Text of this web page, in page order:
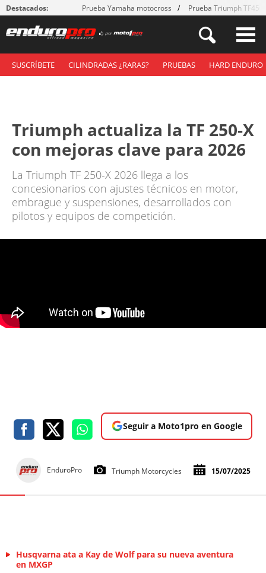
Destacados: Prueba Yamaha motocross Prueba Triumph
SUSCRÍBETE CILINDRADAS ¿RARAS? PRUEBAS HARD ENDURO
Triumph actualiza la TF 250-X
con mejoras clave para 2026
La Triumph TF 250-X 2026 llega a los
concesionarios con ajustes técnicos en motor,
embrague y suspensiones, desarrollados con
pilotos y equipos de competición.
Seguir a Moto1pro en Google
EnduroPro Triumph Motorcycles 15/07/2025
Husqvarna ata a Kay de Wolf para su nueva aventura
en MXGP